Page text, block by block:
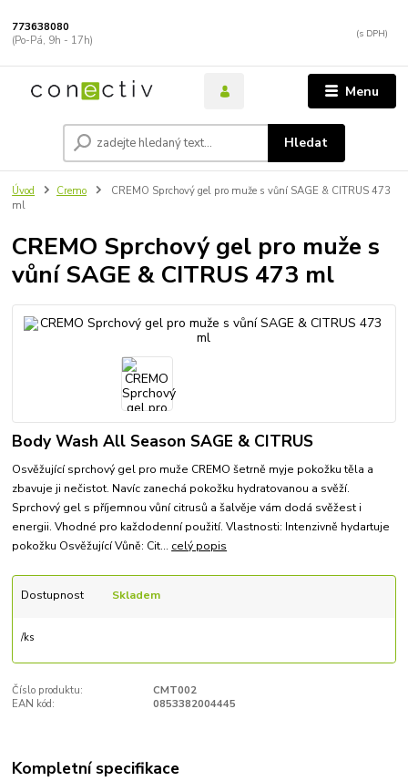
Menu
Hledat
773638080
(Po-Pá, 9h - 17h)
Úvod Cremo
CREMO Sprchový gel pro muže s vůní SAGE & CITRUS 473
ml
CREMO Sprchový gel pro muže s
vůní SAGE & CITRUS 473 ml
Body Wash All Season SAGE & CITRUS
Osvěžující sprchový gel pro muže CREMO šetrně myje pokožku těla a
zbavuje ji nečistot. Navíc zanechá pokožku hydratovanou a svěží.
Sprchový gel s příjemnou vůní citrusů a šalvěje vám dodá svěžest i
energii. Vhodné pro každodenní použití. Vlastnosti: Intenzivně hydartuje
pokožku Osvěžující Vůně: Cit... celý popis
Dostupnost Skladem
/ks
Číslo produktu:
CMT002
EAN kód:
0853382004445
Kompletní specifikace